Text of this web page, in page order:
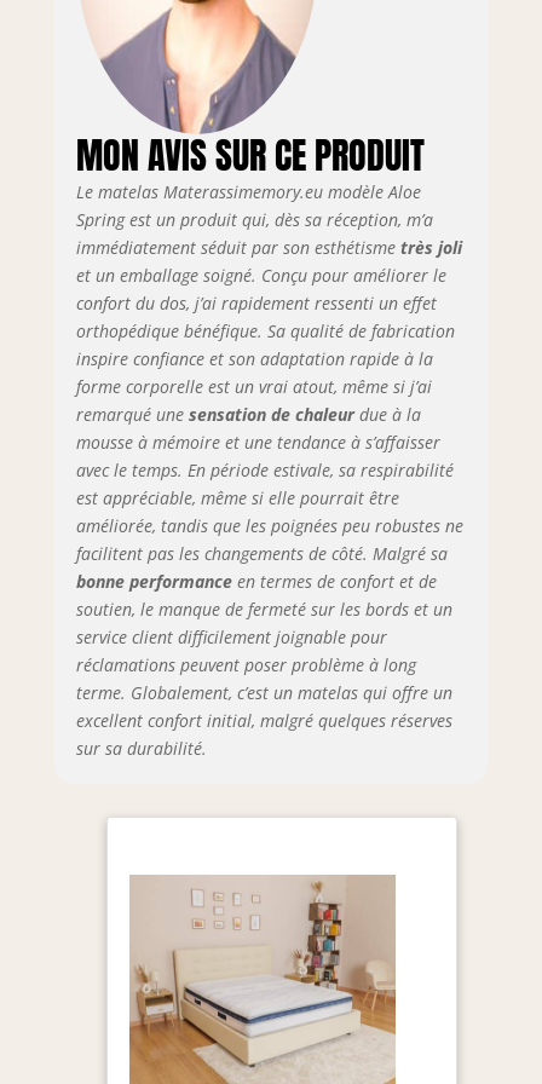
MON AVIS SUR CE PRODUIT
Le matelas Materassimemory.eu modèle Aloe
Spring est un produit qui, dès sa réception, m’a
immédiatement séduit par son esthétisme très joli
et un emballage soigné. Conçu pour améliorer le
confort du dos, j’ai rapidement ressenti un effet
orthopédique bénéfique. Sa qualité de fabrication
inspire confiance et son adaptation rapide à la
forme corporelle est un vrai atout, même si j’ai
remarqué une sensation de chaleurdue à la
mousse à mémoire et une tendance à s’affaisser
avec le temps. En période estivale, sa respirabilité
est appréciable, même si elle pourrait être
améliorée, tandis que les poignées peu robustes ne
facilitent pas les changements de côté. Malgré sa
bonne performanceen termes de confort et de
soutien, le manque de fermeté sur les bords et un
service client difficilement joignable pour
réclamations peuvent poser problème à long
terme. Globalement, c’est un matelas qui offre un
excellent confort initial, malgré quelques réserves
sur sa durabilité.